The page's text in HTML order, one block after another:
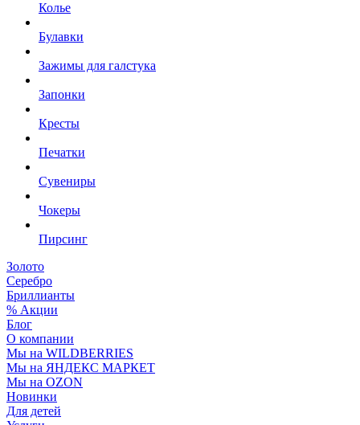
Колье
Булавки
Зажимы для галстука
Запонки
Кресты
Печатки
Сувениры
Чокеры
Пирсинг
Золото
Серебро
Бриллианты
% Акции
Блог
О компании
Мы на WILDBERRIES
Мы на ЯНДЕКС МАРКЕТ
Мы на OZON
Новинки
Для детей